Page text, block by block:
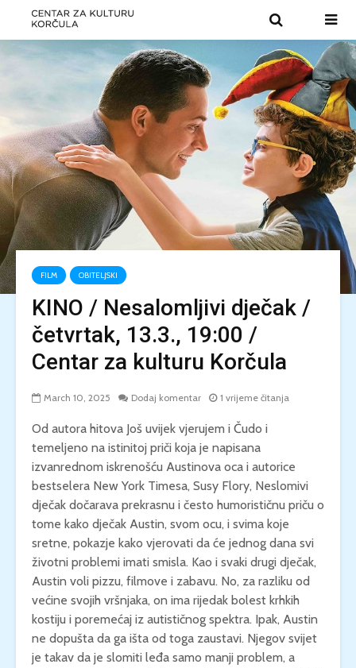
FILM OBITELJSKI
KINO / Nesalomljivi dječak /
četvrtak, 13.3., 19:00 /
Centar za kulturu Korčula
March 10, 2025 Dodaj komentar 1 vrijeme čitanja
Od autora hitova Još uvijek vjerujem i Čudo i
temeljeno na istinitoj priči koja je napisana
izvanrednom iskrenošću Austinova oca i autorice
bestselera New York Timesa, Susy Flory, Neslomivi
dječak dočarava prekrasnu i često humorističnu priču o
tome kako dječak Austin, svom ocu, i svima koje
sretne, pokazje kako vjerovati da će jednog dana svi
životni problemi imati smisla. Kao i svaki drugi dječak,
Austin voli pizzu, filmove i zabavu. No, za razliku od
većine svojih vršnjaka, on ima rijedak bolest krhkih
kostiju i poremećaj iz autističnog spektra. Ipak, Austin
ne dopušta da ga išta od toga zaustavi. Njegov svijet
je takav da je slomiti leđa samo manji problem, a